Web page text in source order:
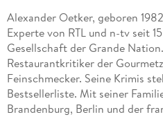
Alexander Oetker, geboren
Experte von RTL und n-tv seit
Gesellschaft der Grande
Restaurantkritiker der
Feinschmecker. Seine Krimis
Bestsellerliste. Mit seiner
Brandenburg, Berlin und der